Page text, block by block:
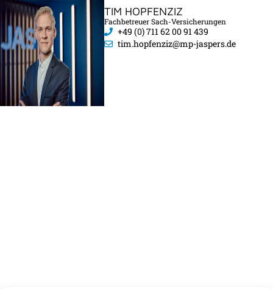
TIM HOPFENZIZ
Fachbetreuer Sach-Versicherungen
+49 (0) 711 62 00 91 439
tim.hopfenziz@mp-jaspers.de